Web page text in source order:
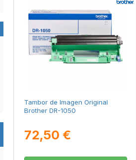
Tambor de Imagen Original
Brother DR-1050
72,50 €